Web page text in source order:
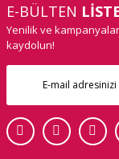
E-BÜLTEN
Yenilik ve
kaydolun!